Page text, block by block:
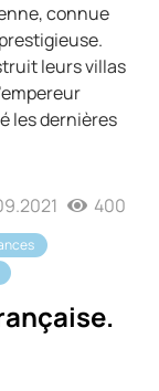
connue
leurs villas
les dernières
400